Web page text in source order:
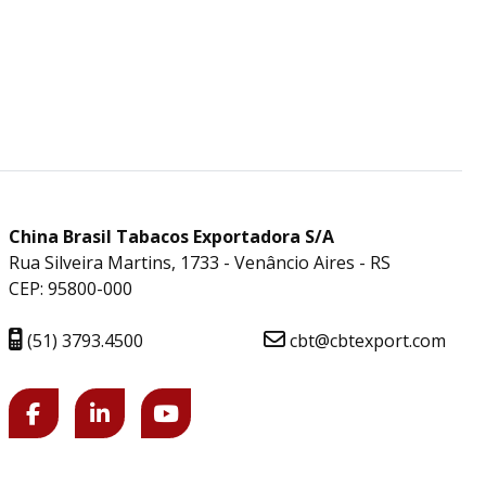
China Brasil Tabacos Exportadora S/A
Rua Silveira Martins, 1733 - Venâncio Aires - RS
CEP: 95800-000
(51) 3793.4500 cbt@cbtexport.com